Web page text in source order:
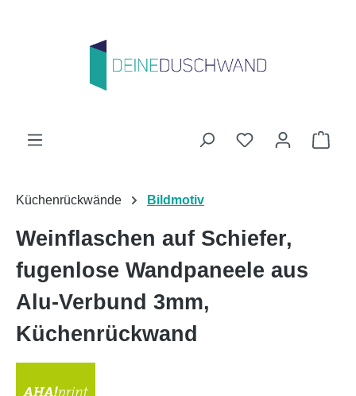
Du hast 0
Küchenrückwände Bildmotiv
Weinflaschen auf Schiefer,
fugenlose Wandpaneele aus
Alu-Verbund 3mm,
Küchenrückwand